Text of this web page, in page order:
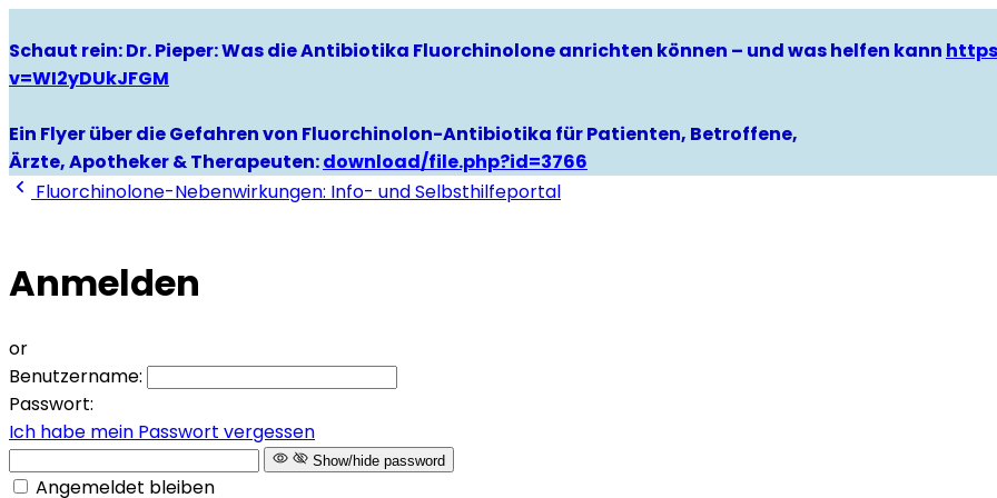
Schaut rein: Dr. Pieper: Was die Antibiotika Fluorchinolone anrichten können – und was helfen kann
v=WI2yDUkJFGM
Ein Flyer über die Gefahren von Fluorchinolon-Antibiotika für Patienten, Betroffene,
Ärzte, Apotheker & Therapeuten:download/file.php?id=3766
Fluorchinolone-Nebenwirkungen: Info- und Selbsthilfeportal
Anmelden
or
Benutzername:
Passwort:
Ich habe mein Passwort vergessen
Show/hide password
Angemeldet bleiben